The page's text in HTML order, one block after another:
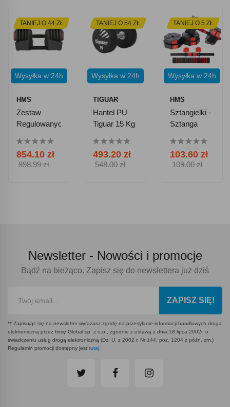
TANIEJ O 44 ZŁ
Wysyłka w 24h
HMS
Zestaw
Regulowanych
HMS SGR40
PRO SET
2,5kg - 41 Kg
854.10 zł
898.99 zł
TANIEJ O 54 ZŁ
Wysyłka w 24h
TIGUAR
Hantel PU
Tiguar 15 Kg
493.20 zł
548.00 zł
TANIEJ O 5 ZŁ
Wysyłka w 24h
HMS
Sztangielki -
Sztanga
HMS SGC15
15 Kg
103.60 zł
109.00 zł
Newsletter - Nowości i promocje
Bądź na bieżąco. Zapisz się do newslettera już dziś
ZAPISZ SIĘ!
** Zapisując się na newsletter wyrażasz zgodę na przesyłanie informacji handlowych drogą
elektroniczną przez firmę Global sp. z o.o., zgodnie z ustawą z dnia 18 lipca 2002r. o
świadczeniu usług drogą elektroniczną (Dz. U. z 2002 r. Nr 144, poz. 1204 z późn. zm.)
Regulamin promocji dostępny jest tutaj